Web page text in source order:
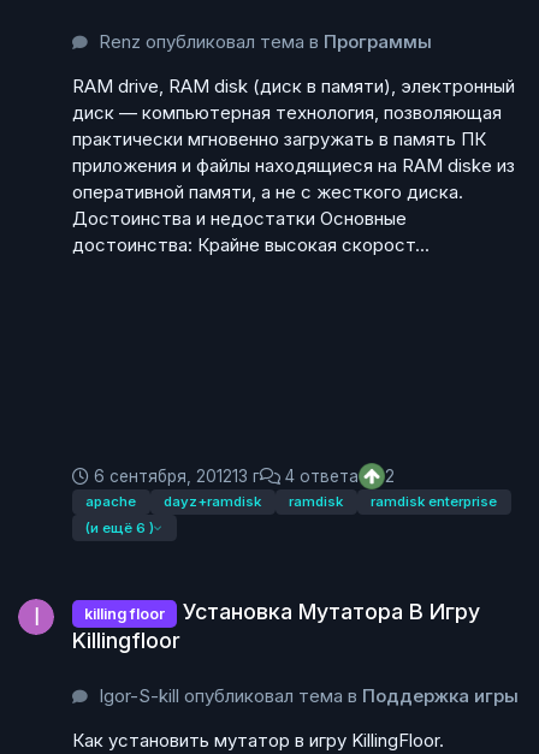
Renz опубликовал тема в Программы
RAM drive, RAM disk (диск в памяти), электронный
диск — компьютерная технология, позволяющая
практически мгновенно загружать в память ПК
приложения и файлы находящиеся на RAM diskе из
оперативной памяти, а не с жесткого диска.
Достоинства и недостатки Основные
достоинства: Крайне высокая скорост...
6 сентября, 201213 г 4 ответа 2
apache dayz+ramdisk ramdisk
ramdisk enterprise
(и ещё 6 )
killing floor
Установка Мутатора В Игру
Killingfloor
Igor-S-kill опубликовал тема в Поддержка игры
Как установить мутатор в игру KillingFloor.